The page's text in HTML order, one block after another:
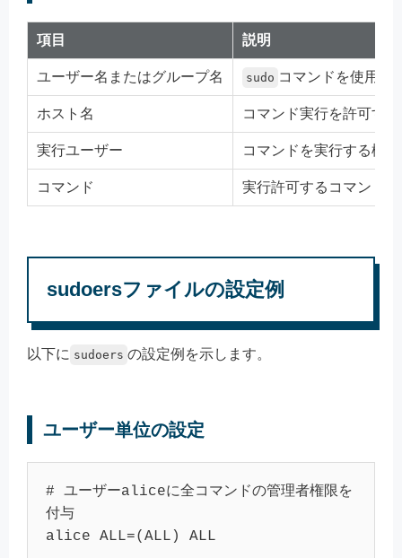
項目 説明
ユーザー名またはグループ名 sudo コマンドを使用で
ホスト名 コマンド実行を許可す
実行ユーザー コマンドを実行する権
コマンド 実行許可するコマンド
sudoersファイルの設定例
以下に sudoers の設定例を示します。
ユーザー単位の設定
# ユーザーaliceに全コマンドの管理者権限を
付与